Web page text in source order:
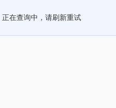
正在查询中，请刷新重试